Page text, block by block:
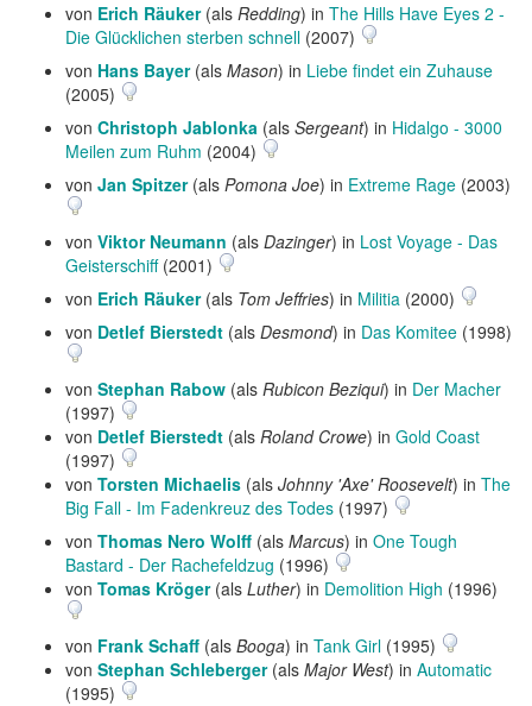
von Erich Räuker(als Redding) in The Hills Have Eyes 2 -
Die Glücklichen sterben schnell (2007)
von Hans Bayer(als Mason) in Liebe findet ein Zuhause
(2005)
von Christoph Jablonka (als Sergeant) in Hidalgo - 3000
Meilen zum Ruhm (2004)
von Jan Spitzer(als Pomona Joe) in Extreme Rage (2003)
von Viktor Neumann (als Dazinger) in Lost Voyage - Das
Geisterschiff(2001)
von Erich Räuker(als Tom Jeffries) in Militia (2000)
von Detlef Bierstedt (als Desmond) in Das Komitee (1998)
von Stephan Rabow (als Rubicon Beziqui) in Der Macher
(1997)
von Detlef Bierstedt (als Roland Crowe) in Gold Coast
(1997)
von Torsten Michaelis (als Johnny 'Axe' Roosevelt) in The
Big Fall - Im Fadenkreuz des Todes (1997)
von Thomas Nero Wolff (als Marcus) in One Tough
Bastard - Der Rachefeldzug (1996)
von Tomas Kröger(als Luther) in Demolition High (1996)
von Frank Schaff (als Booga) in Tank Girl (1995)
von Stephan Schleberger(als Major West) in Automatic
(1995)